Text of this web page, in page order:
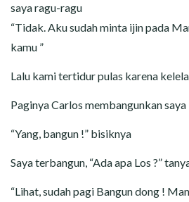
saya ragu-ragu
“Tidak. Aku sudah minta ijin pada
kamu ”
Lalu kami tertidur pulas karena
Paginya Carlos membangunkan saya
“Yang, bangun !” bisiknya
Saya terbangun, “Ada apa Los ?”
“Lihat, sudah pagi Bangun dong !